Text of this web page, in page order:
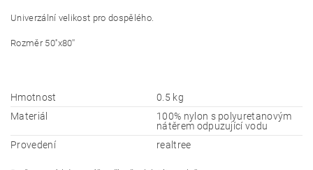
Univerzální velikost pro dospělého.
Rozměr 50''x80''
Hmotnost
0.5 kg
Materiál
100% nylon s polyuretanovým
nátěrem odpuzující vodu
Provedení
realtree